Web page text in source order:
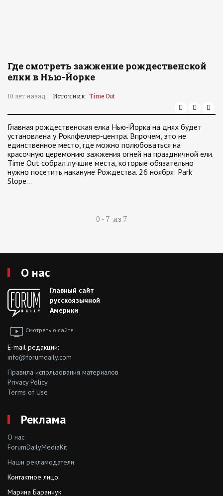
Где смотреть зажжение рождественской
елки в Нью-Йорке
10 лет назад Источник: Time Out
Главная рождественская елка Нью-Йорка на днях будет
установлена у Роклфеллер-центра. Впрочем, это не
единственное место, где можно полюбоваться на
красочную церемонию зажжения огней на праздничной ели.
Time Out собрал лучшие места, которые обязательно
нужно посетить накануне Рождества. 26 ноября: Park
Slope…
0 - 7 из 7
О нас
Главный сайт
русскоязычной
Америки
Смотреть о сайте
E-mail редакции:
info@forumdaily.com
Правила использования материалов
Privacy Policy
Terms of Use
Реклама
О нас
ForumDailyMediaKit
Наши рекламодатели
Контактное лицо:
Марина Баранчук